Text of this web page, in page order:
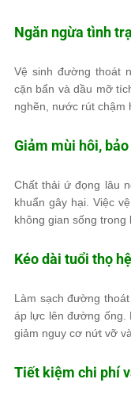
Ngăn ngừa tình
Vệ sinh đường thoát
cặn bẩn và dầu mỡ
nghẽn, nước rút chậm
Giảm mùi hôi,
Chất thải ứ đọng lâu
khuẩn gây hại. Việc
không gian sống trong
Kéo dài tuổi thọ
Làm sạch đường
áp lực lên đường ống.
giảm nguy cơ nứt vỡ
Tiết kiệm chi phí